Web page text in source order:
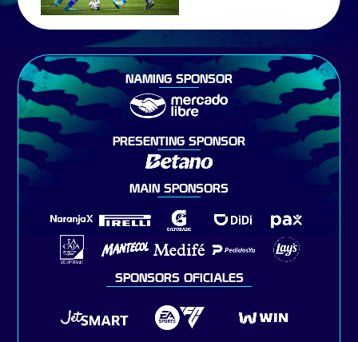
NAMING SPONSOR
PRESENTING SPONSOR
MAIN SPONSORS
SPONSORS OFICIALES